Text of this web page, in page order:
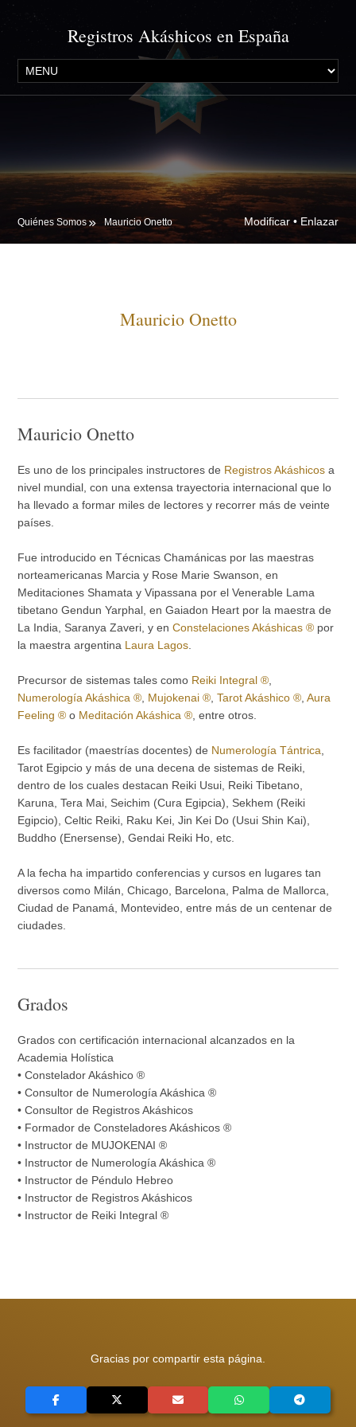
Registros Akáshicos en España
Modificar• Enlazar
Quiénes Somos Mauricio Onetto
Mauricio Onetto
Mauricio Onetto
Es uno de los principales instructores de Registros Akáshicos a
nivel mundial, con una extensa trayectoria internacional que lo
ha llevado a formar miles de lectores y recorrer más de veinte
países.
Fue introducido en Técnicas Chamánicas por las maestras
norteamericanas Marcia y Rose Marie Swanson, en
Meditaciones Shamata y Vipassana por el Venerable Lama
tibetano Gendun Yarphal, en Gaiadon Heart por la maestra de
La India, Saranya Zaveri, y enConstelaciones Akáshicas ® por
la maestra argentina Laura Lagos
Precursor de sistemas tales como Reiki Integral ®
Numerología Akáshica ® Mujokenai ® ,Tarot Akáshico ® ,Aura
Feeling ® o Meditación Akáshica ® , entre otros.
Es facilitador (maestrías docentes) de Numerología Tántrica
Tarot Egipcio y más de una decena de sistemas de Reiki,
dentro de los cuales destacan Reiki Usui, Reiki Tibetano,
Karuna, Tera Mai, Seichim (Cura Egipcia), Sekhem (Reiki
Egipcio), Celtic Reiki, Raku Kei, Jin Kei Do (Usui Shin Kai),
Buddho (Enersense), Gendai Reiki Ho, etc.
A la fecha ha impartido conferencias y cursos en lugares tan
diversos como Milán, Chicago, Barcelona, Palma de Mallorca,
Ciudad de Panamá, Montevideo, entre más de un centenar de
ciudades.
Grados
Grados con certificación internacional alcanzados en la
Academia Holística
• Constelador Akáshico ®
• Consultor de Numerología Akáshica ®
• Consultor de Registros Akáshicos
• Formador de Consteladores Akáshicos ®
• Instructor de MUJOKENAI ®
• Instructor de Numerología Akáshica ®
• Instructor de Péndulo Hebreo
• Instructor de Registros Akáshicos
• Instructor de Reiki Integral ®
Gracias por compartir esta página.